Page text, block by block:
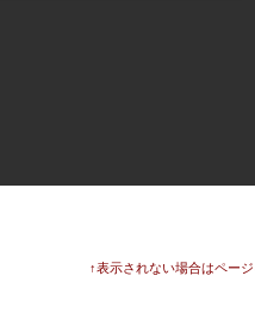
↑表示されない場合はペー